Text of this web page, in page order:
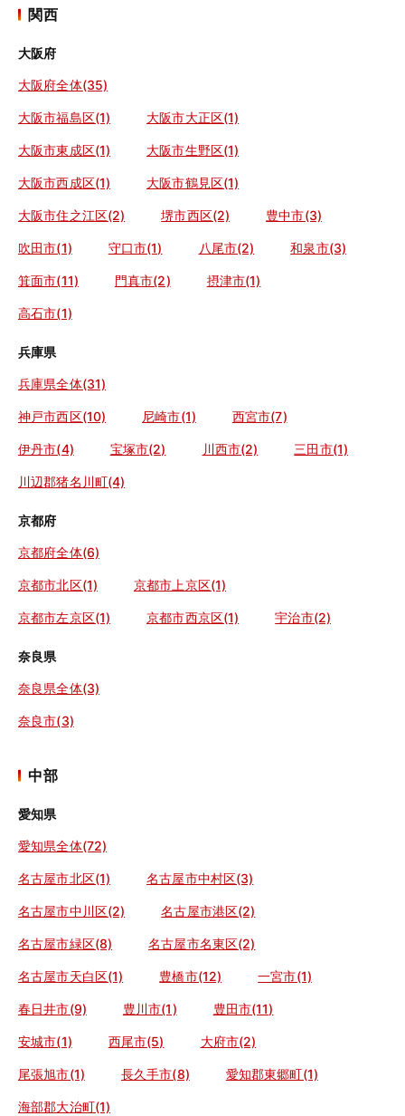
関西
大阪府
大阪府全体(35)
大阪市福島区(1) 大阪市大正区(1)
大阪市東成区(1) 大阪市生野区(1)
大阪市西成区(1) 大阪市鶴見区(1)
大阪市住之江区(2) 堺市西区(2) 豊中市(3)
吹田市(1) 守口市(1) 八尾市(2) 和泉市(3)
箕面市(11) 門真市(2) 摂津市(1)
高石市(1)
兵庫県
兵庫県全体(31)
神戸市西区(10) 尼崎市(1) 西宮市(7)
伊丹市(4) 宝塚市(2) 川西市(2) 三田市(1)
川辺郡猪名川町(4)
京都府
京都府全体(6)
京都市北区(1) 京都市上京区(1)
京都市左京区(1) 京都市西京区(1) 宇治市(2)
奈良県
奈良県全体(3)
奈良市(3)
中部
愛知県
愛知県全体(72)
名古屋市北区(1) 名古屋市中村区(3)
名古屋市中川区(2) 名古屋市港区(2)
名古屋市緑区(8) 名古屋市名東区(2)
名古屋市天白区(1) 豊橋市(12) 一宮市(1)
春日井市(9) 豊川市(1) 豊田市(11)
安城市(1) 西尾市(5) 大府市(2)
尾張旭市(1) 長久手市(8) 愛知郡東郷町(1)
海部郡大治町(1)